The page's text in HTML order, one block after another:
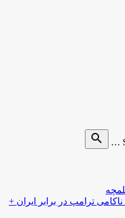
search
ترامپ در برابر ایران +